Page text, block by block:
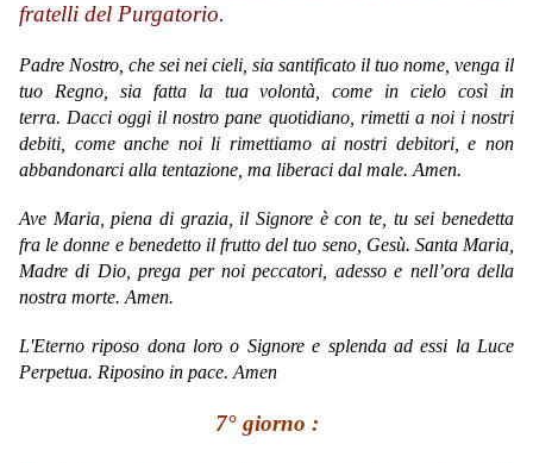
fratelli del Purgatorio.
Padre Nostro, che sei nei cieli, sia santificato il tuo nome, venga il
tuo Regno, sia fatta la tua volontà, come in cielo così in
terra. Dacci oggi il nostro pane quotidiano, rimetti a noi i nostri
debiti, come anche noi li rimettiamo ai nostri debitori, e non
abbandonarci alla tentazione, ma liberaci dal male. Amen.
Ave Maria,piena di grazia, il Signore è con te, tu sei benedetta
fra le donne e benedetto il frutto del tuo seno, Gesù. Santa Maria,
Madre di Dio,prega per noi peccatori, adesso e nell’ora della
nostra morte. Amen.
L'Eterno riposo dona loro o Signore e splenda ad essi la Luce
Perpetua. Riposino in pace. Amen
7° giorno :